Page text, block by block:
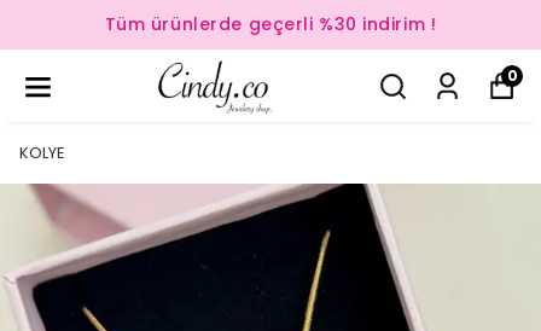
Tüm ürünlerde geçerli %30 indirim !
0
KOLYE